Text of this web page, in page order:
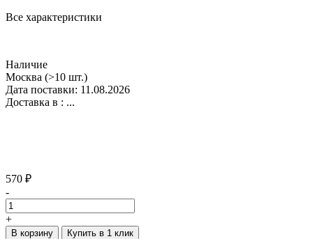
Все характеристики
Наличие
Москва (>10 шт.)
Дата поставки: 11.08.2026
Доставка в : ...
570 ₽
-
+
В корзину Купить в 1 клик